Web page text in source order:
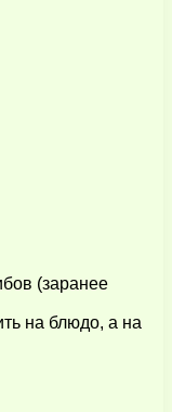
(заранее
на блюдо, а на